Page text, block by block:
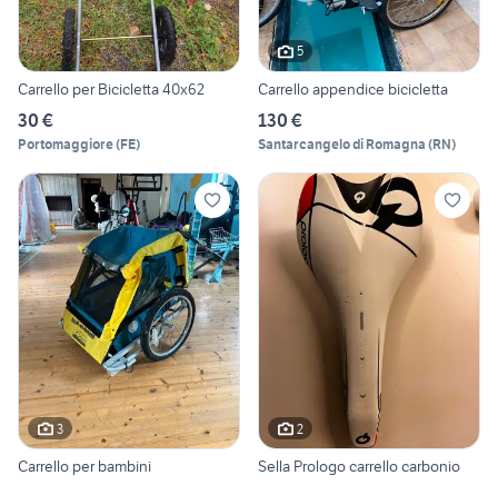
Carrello per Bicicletta 40x62
30 €
Portomaggiore(FE)
5
Carrello appendice bicicletta
130 €
Santarcangelo di Romagna (RN)
3
Carrello per bambini
2
Sella Prologo carrello carbonio